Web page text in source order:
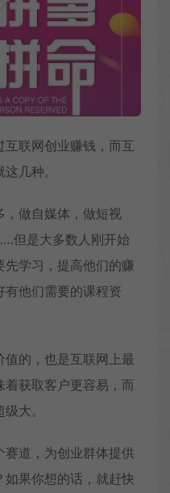
联网创业赚钱，而互
几种。
，做自媒体，做短视
但是大多数人刚开始
学习，提高他们的赚
他们需要的课程资
的，也是互联网上最
着获取客户更容易，而
大。
赛道，为创业群体提供
如果你想的话，就赶快